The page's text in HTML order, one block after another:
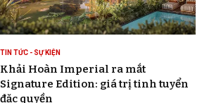
TIN TỨC - SỰ KIỆN
Khải Hoàn Imperial ra mắt
Signature Edition: giá trị tinh tuyển
đặc quyền